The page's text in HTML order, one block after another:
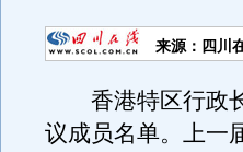
来源：四川
香港特区行政长
议成员名单。上一